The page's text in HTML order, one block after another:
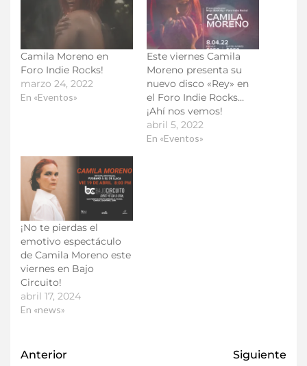
Camila Moreno en
Foro Indie Rocks!
marzo 24, 2022
En «Eventos»
Este viernes Camila
Moreno presenta su
nuevo disco «Rey» en
el Foro Indie Rocks…
¡Ahí nos vemos!
abril 5, 2022
En «Eventos»
¡No te pierdas el
emotivo espectáculo
de Camila Moreno este
viernes en Bajo
Circuito!
abril 17, 2024
En «news»
Anterior
Siguiente